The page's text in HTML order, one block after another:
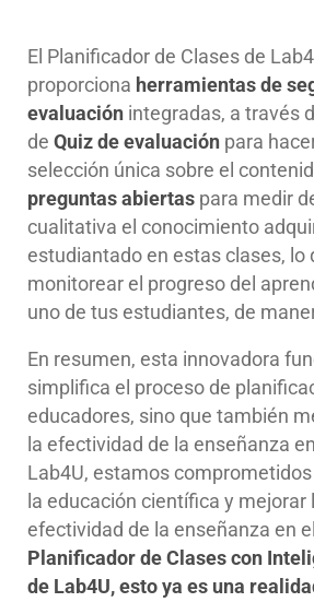
El Planificador de Clases de
proporciona herramientas de
evaluación integradas, a través
de Quiz de evaluación para
selección única sobre el
preguntas abiertas para medir
cualitativa el conocimiento
estudiantado en estas clases, lo
monitorear el progreso del
uno de tus estudiantes, de
En resumen, esta innovadora
simplifica el proceso de
educadores, sino que también
la efectividad de la enseñanza
Lab4U, estamos
la educación científica y mejorar
efectividad de la enseñanza en
Planificador de Clases con
de Lab4U, esto ya es una